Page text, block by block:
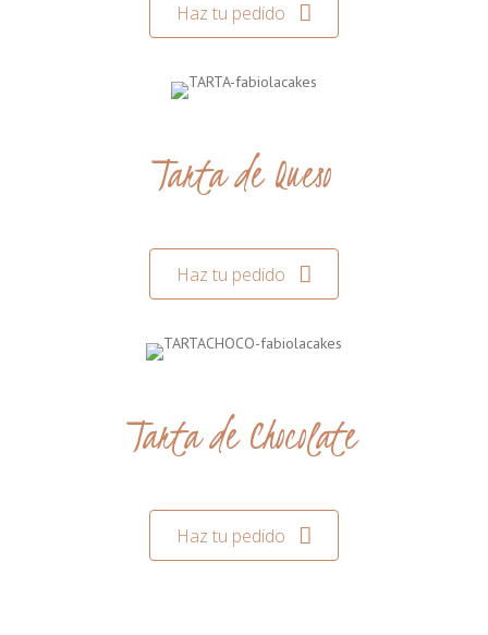
Haz tu pedido
Tarta de Queso
Haz tu pedido
Tarta de Chocolate
Haz tu pedido